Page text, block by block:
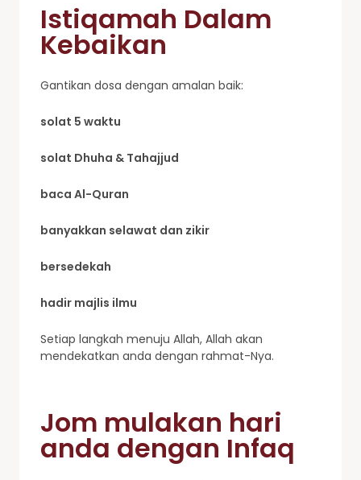
Istiqamah Dalam
Kebaikan
Gantikan dosa dengan amalan baik:
solat 5 waktu
solat Dhuha & Tahajjud
baca Al-Quran
banyakkan selawat dan zikir
bersedekah
hadir majlis ilmu
Setiap langkah menuju Allah, Allah akan
mendekatkan anda dengan rahmat-Nya.
Jom mulakan hari
anda dengan Infaq